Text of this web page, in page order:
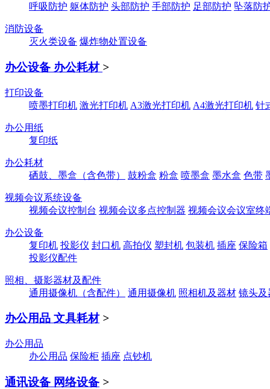
呼吸防护 躯体防护 头部防护 手部防护 足部防护 坠落防
消防设备
灭火类设备 爆炸物处置设备
办公设备 办公耗材 >
打印设备
喷墨打印机 激光打印机 A3激光打印机 A4激光打印机 针
办公用纸
复印纸
办公耗材
硒鼓、墨盒（含色带）
鼓粉盒 粉盒 喷墨盒 墨水盒 色带
视频会议系统设备
视频会议控制台 视频会议多点控制器 视频会议会议室终
办公设备
复印机 投影仪 封口机 高拍仪 塑封机 包装机 插座 保险箱
投影仪配件
照相、摄影器材及配件
通用摄像机（含配件）
通用摄像机 照相机及器材 镜头及
办公用品 文具耗材 >
办公用品
办公用品 保险柜 插座 点钞机
通讯设备 网络设备 >